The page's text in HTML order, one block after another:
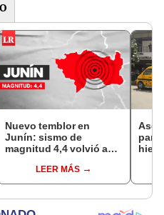
Nuevo temblor en
Junín: sismo de
magnitud 4,4 volvió a
según IGPLEER MÁS
para